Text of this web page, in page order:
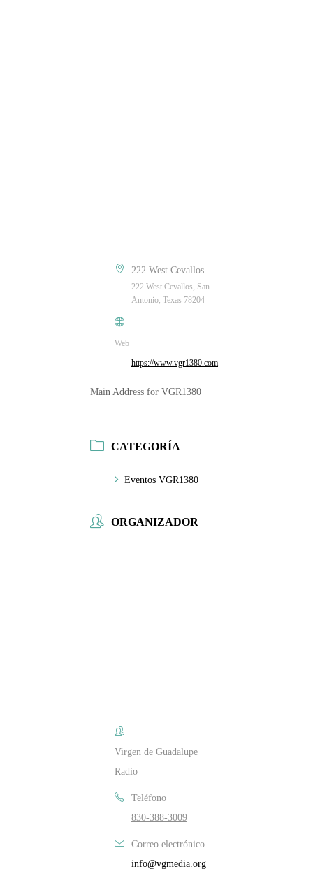
222 West Cevallos
222 West Cevallos, San
Antonio, Texas 78204
Web
https://www.vgr1380.com
Main Address for VGR1380
CATEGORÍA
Eventos VGR1380
ORGANIZADOR
Virgen de Guadalupe
Radio
Teléfono
830-388-3009
Correo electrónico
info@vgmedia.org